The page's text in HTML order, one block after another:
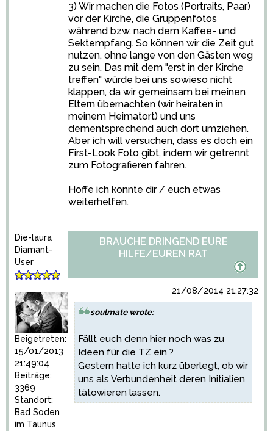
3) Wir machen die Fotos (Portraits, Paar)
vor der Kirche, die Gruppenfotos
während bzw. nach dem Kaffee- und
Sektempfang. So können wir die Zeit gut
nutzen, ohne lange von den Gästen weg
zu sein. Das mit dem "erst in der Kirche
treffen" würde bei uns sowieso nicht
klappen, da wir gemeinsam bei meinen
Eltern übernachten (wir heiraten in
meinem Heimatort) und uns
dementsprechend auch dort umziehen.
Aber ich will versuchen, dass es doch ein
First-Look Foto gibt, indem wir getrennt
zum Fotografieren fahren.
Hoffe ich konnte dir / euch etwas
weiterhelfen.
Die-laura
Diamant-
User
Beigetreten:
15/01/2013
21:49:04
Beiträge:
3369
Standort:
Bad Soden
im Taunus
BRAUCHE DRINGEND EURE
HILFE/EUREN RAT
21/08/2014 21:27:32
soulmate wrote:
Fällt euch denn hier noch was zu
Ideen für die TZ ein ?
Gestern hatte ich kurz überlegt, ob wir
uns als Verbundenheit deren Initialien
tätowieren lassen.